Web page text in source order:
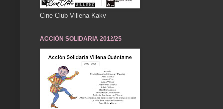
Cine Club Villena Kakv
ACCIÓN SOLIDARIA 2012/25